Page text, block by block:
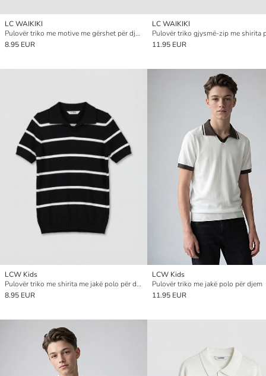
LC WAIKIKI
Pulovër triko me motive me gërshet për djem
8.95 EUR
LC WAIKIKI
11.95 EUR
LCW Kids
Pulovër triko me shirita me jakë polo për djem
8.95 EUR
LCW Kids
Pulovër triko me jakë polo për djem
11.95 EUR